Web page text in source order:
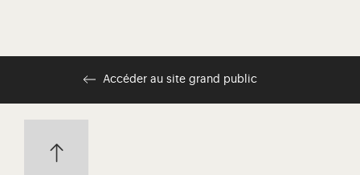
Accéder au site grand public